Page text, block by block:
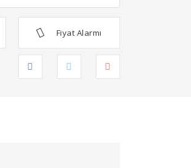
Fiyat Alarmı